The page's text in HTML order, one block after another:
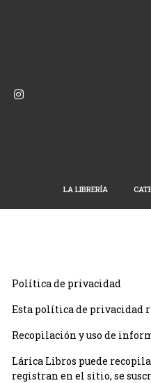
LA LIBRERÍA
Política de privacidad
Esta política de privacidad
Recopilación y uso de
Lárica Libros puede
registran en el sitio, se